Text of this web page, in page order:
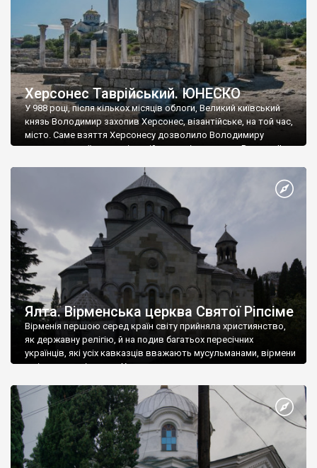
Херсонес Таврійський. ЮНЕСКО
У 988 році, після кількох місяців облоги, Великий київський
князь Володимир захопив Херсонес, візантійське, на той час,
місто. Саме взяття Херсонесу дозволило Володимиру
диктувати свої умови візантійському імператору Василю ІІ, та
Херсонесі Володимир-язичник, став Василем-християнином.
А потім було Хрещення Русі. На честь Херсонесу Таврійського
Ялта. Вірменська церква Святої Ріпсіме
Вірменія першою серед країн світу прийняла християнство,
як державну релігію, й на подив багатьох пересічних
українців, які усіх кавказців вважають мусульманами, вірмени
є відданими вірянами Христа